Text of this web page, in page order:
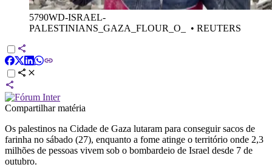
5790WD-ISRAEL-
PALESTINIANS_GAZA_FLOUR_O_
• REUTERS
Compartilhar matéria
Os palestinos na Cidade de Gaza lutaram para conseguir sacos de
farinha no sábado (27), enquanto a fome atinge o território onde 2,3
milhões de pessoas vivem sob o bombardeio de Israel desde 7 de
outubro.